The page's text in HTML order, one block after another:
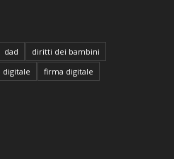
dad
diritti dei bambini
digitale
firma digitale